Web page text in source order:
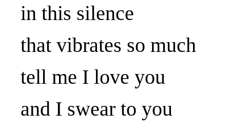
in this silence
that vibrates so much
tell me I love you
and I swear to you